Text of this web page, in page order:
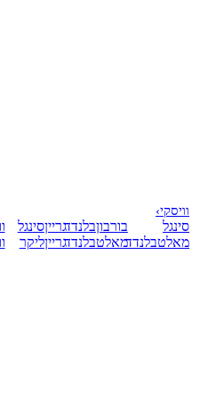
וויסקי›
סינגל
מאלטבלנדד
בורבוןבלנדד
מאלטבלנדד
גרייןסינגל
גרייןליקר